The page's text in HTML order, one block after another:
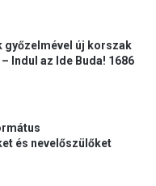
győzelmével új korszak
Indul az Ide Buda! 1686
és nevelőszülőket